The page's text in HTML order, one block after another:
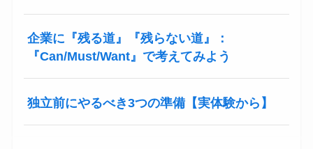
企業に『残る道』『残らない道』：
『Can/Must/Want』で考えてみよう
独立前にやるべき3つの準備【実体験から】